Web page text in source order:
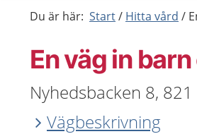
Du är här: Start Hitta vård
En väg in
Nyhedsbacken 8,
Vägbeskrivning